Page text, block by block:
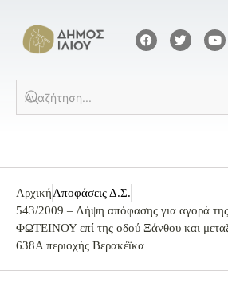
ΑρχικήΑποφάσεις Δ.Σ.
543/2009 – Λήψη απόφασης για αγορά
ΦΩΤΕΙΝΟΥ επί της οδού Ξάνθου και
638Α περιοχής Βερακέϊκα